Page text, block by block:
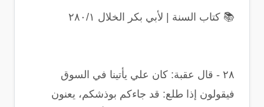
📚 كتاب السنة | لأبي بكر الخلال ٢٨٠/١
٢٨ - قال عقبة: كان علي يأتينا في السوق
فيقولون إذا طلع: قد جاءكم بوذشكم، يعنون